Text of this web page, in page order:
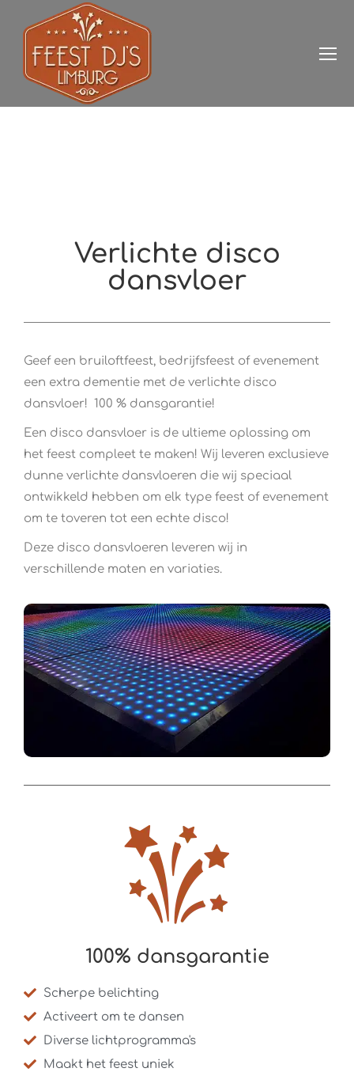
Verlichte disco
dansvloer
Geef een bruiloftfeest, bedrijfsfeest of evenement
een extra dementie met de verlichte disco
dansvloer! 100 % dansgarantie!
Een disco dansvloer is de ultieme oplossing om
het feest compleet te maken! Wij leveren exclusieve
dunne verlichte dansvloeren die wij speciaal
ontwikkeld hebben om elk type feest of evenement
om te toveren tot een echte disco!
Deze disco dansvloeren leveren wij in
verschillende maten en variaties.
100% dansgarantie
Scherpe belichting
Activeert om te dansen
Diverse lichtprogramma's
Maakt het feest uniek